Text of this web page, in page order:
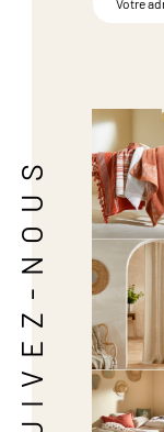
SUIVEZ-NOUS